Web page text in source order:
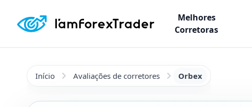
Melhores
Corretoras
Início Avaliações de corretores Orbex